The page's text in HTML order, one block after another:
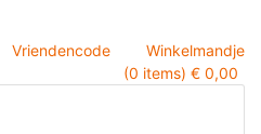
Vriendencode
Winkelmandje
(0 items) € 0,00